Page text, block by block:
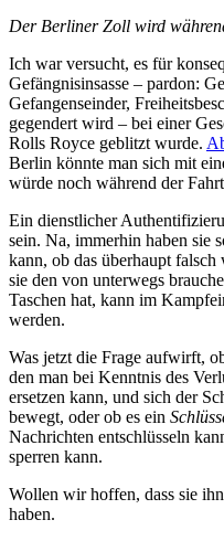
Der Berliner Zoll wird
Ich war versucht, es für
Gefängnisinsasse – pardon:
Gefangenseinder,
gegendert wird – bei einer
Rolls Royce geblitzt wurde.
Berlin könnte man sich mit
würde noch während der
Ein dienstlicher
sein. Na, immerhin haben sie
kann, ob das überhaupt
sie den von unterwegs
Taschen hat, kann im
werden.
Was jetzt die Frage aufwirft,
den man bei Kenntnis des
ersetzen kann, und sich der
bewegt, oder ob es ein
Nachrichten entschlüsseln
sperren kann.
Wollen wir hoffen, dass sie
haben.